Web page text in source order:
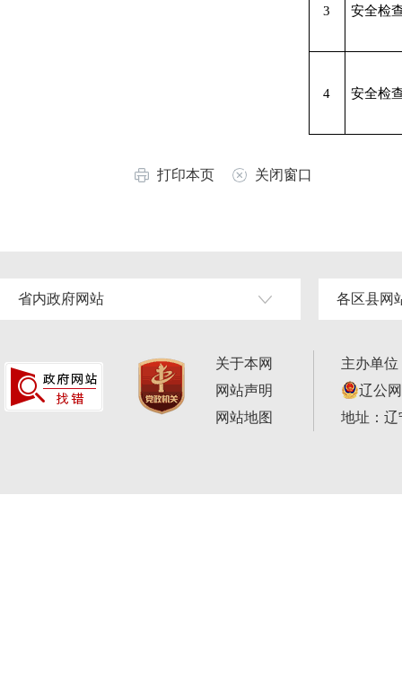
3 安全检
4 安全检
打印本页 关闭窗口
省内政府网站 各区县网
关于本网
网站声明
网站地图
主办单
辽公
地址：辽